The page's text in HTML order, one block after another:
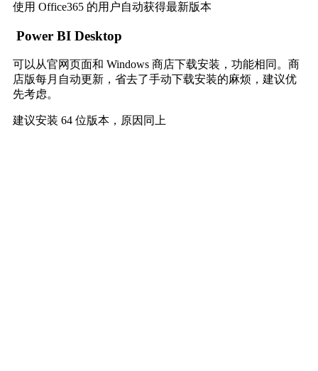
使用 Office365 的用户自动获得最新版本
Power BI Desktop
可以从官网页面和 Windows 商店下载安装，功能相同。商
店版每月自动更新，省去了手动下载安装的麻烦，建议优
先考虑。
建议安装 64 位版本，原因同上